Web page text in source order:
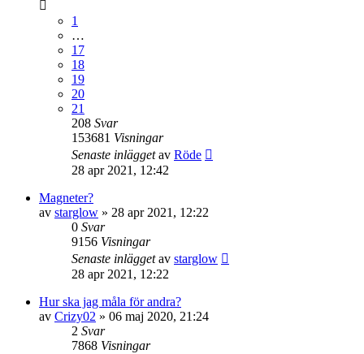
1
…
17
18
19
20
21
208 Svar
153681 Visningar
Senaste inläggetav Röde
28 apr 2021, 12:42
Magneter?
av starglow » 28 apr 2021, 12:22
0 Svar
9156 Visningar
Senaste inläggetav starglow
28 apr 2021, 12:22
Hur ska jag måla för andra?
av Crizy02 » 06 maj 2020, 21:24
2 Svar
7868 Visningar